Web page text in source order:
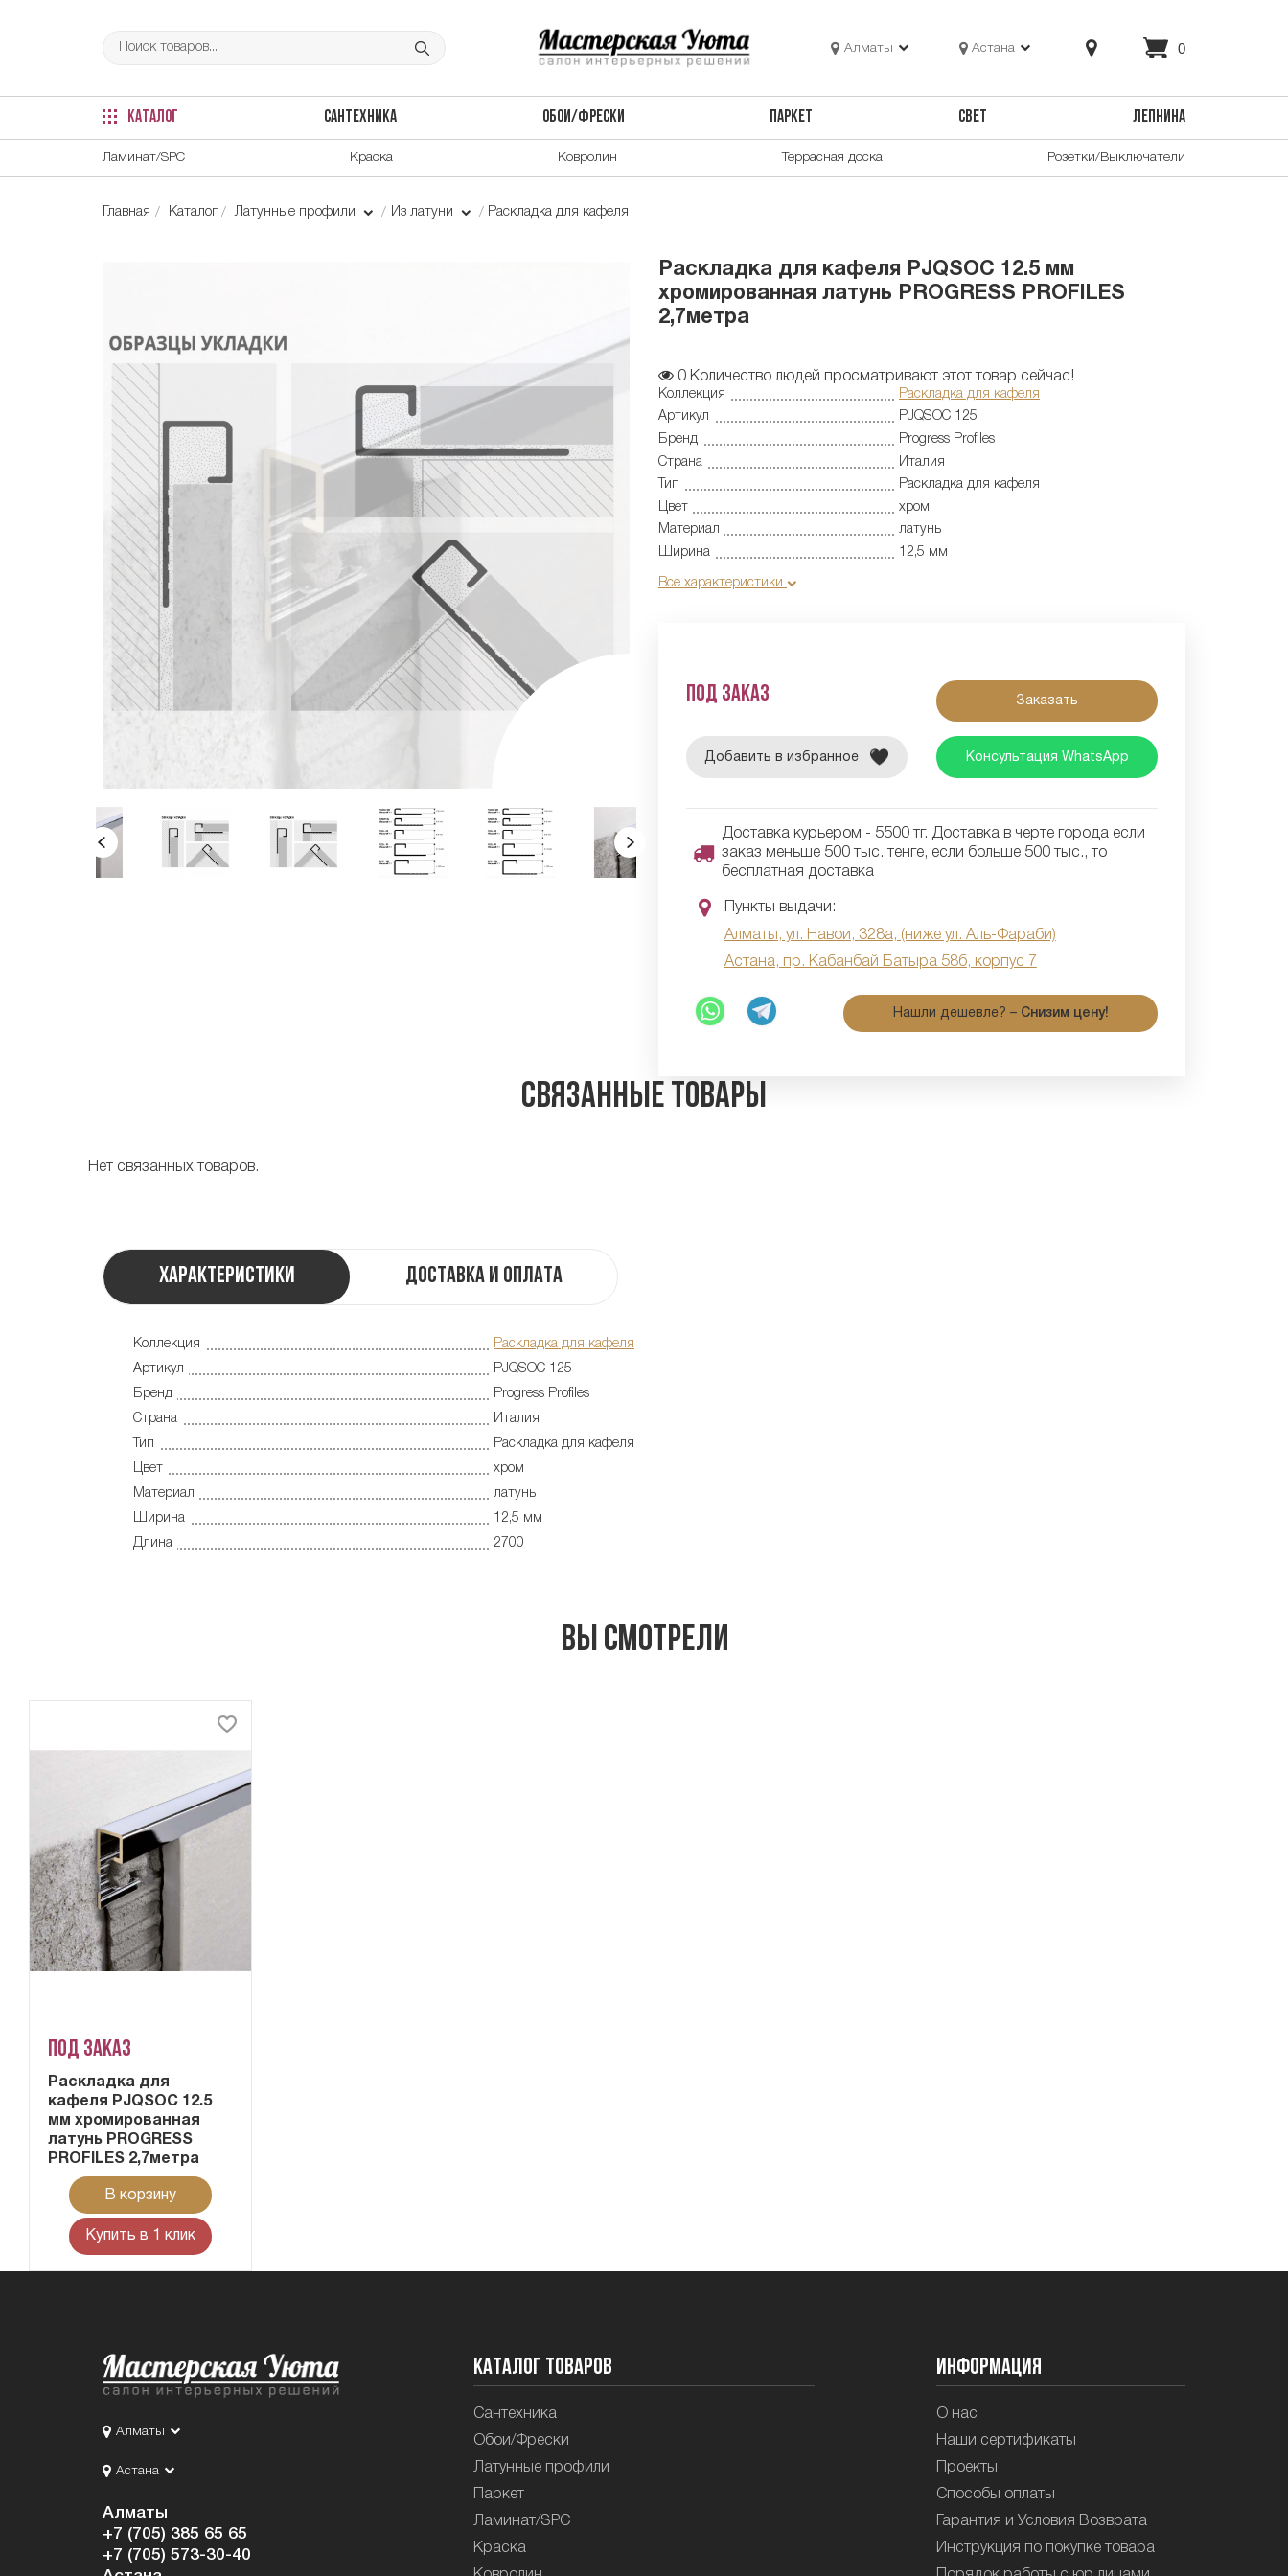
Алматы Астана 0
КАТАЛОГ САНТЕХНИКА ОБОИ/ФРЕСКИ ПАРКЕТ СВЕТ ЛЕПНИНА
Ламинат/SPC Краска Ковролин Террасная доска Розетки/Выключатели
Главная Каталог Латунные профили Из латуни Раскладка для кафеля
Раскладка для кафеля PJQSOC 12.5 мм
хромированная латунь PROGRESS PROFILES
2,7метра
0 Количество людей просматривают этот товар сейчас!
Коллекция
Раскладка для кафеля
Артикул
PJQSOC 125
Бренд
Progress Profiles
Страна
Италия
Тип
Раскладка для кафеля
Цвет
хром
Материал
латунь
Ширина
12,5 мм
Все характеристики
Под заказ Заказать
Добавить в избранное Консультация WhatsApp
Доставка курьером - 5500 тг. Доставка в черте города если
заказ меньше 500 тыс. тенге, если больше 500 тыс., то
бесплатная доставка
Пункты выдачи:
Алматы, ул. Навои, 328а, (ниже ул. Аль-Фараби)
Астана, пр. Кабанбай Батыра 58б, корпус 7
Нашли дешевле? – Снизим цену!
Связанные товары
Нет связанных товаров.
Характеристики Доставка и оплата
Коллекция
Раскладка для кафеля
Артикул
PJQSOC 125
Бренд
Progress Profiles
Страна
Италия
Тип
Раскладка для кафеля
Цвет
хром
Материал
латунь
Ширина
12,5 мм
Длина
2700
Вы смотрели
Под заказ
Раскладка для
кафеля PJQSOC 12.5
мм хромированная
латунь PROGRESS
PROFILES 2,7метра
В корзину
Купить в 1 клик
Алматы
Астана
Алматы
+7 (705) 385 65 65
+7 (705) 573-30-40
Каталог товаров
Сантехника
Обои/Фрески
Латунные профили
Паркет
Ламинат/SPC
Краска
Информация
О нас
Наши сертификаты
Проекты
Способы оплаты
Гарантия и Условия Возврата
Инструкция по покупке товара